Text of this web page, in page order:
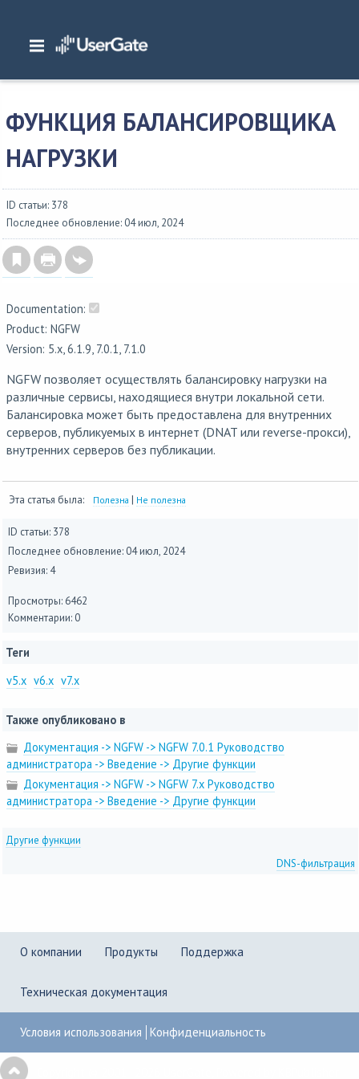
Главная/ Документация/NGFW
/
ФУНКЦИЯ БАЛАНСИРОВЩИКА
НАГРУЗКИ
ID статьи: 378
Последнее обновление: 04 июл, 2024
Documentation:
Product: NGFW
Version: 5.x, 6.1.9, 7.0.1, 7.1.0
NGFW позволяет осуществлять балансировку нагрузки на
различные сервисы, находящиеся внутри локальной сети.
Балансировка может быть предоставлена для внутренних
серверов, публикуемых в интернет (DNAT или reverse-прокси),
внутренних серверов без публикации.
Эта статья была: Полезна | Не полезна
ID статьи: 378
Последнее обновление: 04 июл, 2024
Ревизия: 4
Просмотры: 6462
Комментарии: 0
Теги
v5.x v6.x v7.x
Также опубликовано в
Документация -> NGFW -> NGFW 7.0.1 Руководство
администратора -> Введение -> Другие функции
Документация -> NGFW -> NGFW 7.x Руководство
администратора -> Введение -> Другие функции
Другие функции
DNS-фильтрация
О компании Продукты Поддержка
Техническая документация
Условия использования Конфиденциальность